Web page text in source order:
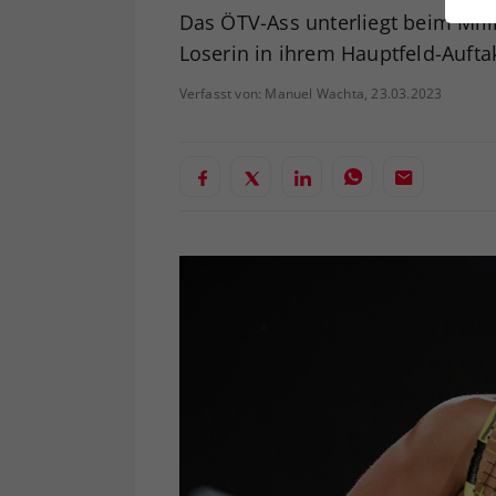
Das ÖTV-Ass unterliegt beim
Loserin in ihrem Hauptfeld-
Verfasst von: Manuel Wachta, 23.03.2023